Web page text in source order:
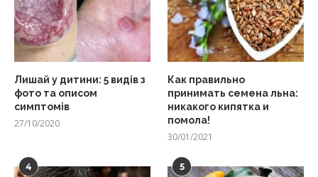
Лишай у дитини: 5 видів з
фото та описом
симптомів
27/10/2020
Как правильно
принимать семена льна:
никакого кипятка и
помола!
30/01/2021
4 5